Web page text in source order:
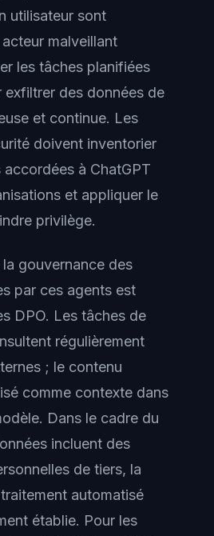
utilisateur sont
malveillant
les tâches planifiées
exfiltrer des données de
et continue. Les
doivent inventorier
à ChatGPT
et appliquer le
privilège.
gouvernance des
par ces agents est
DPO. Les tâches de
régulièrement
; le contenu
comme contexte dans
Dans le cadre du
incluent des
de tiers, la
automatisé
établie. Pour les